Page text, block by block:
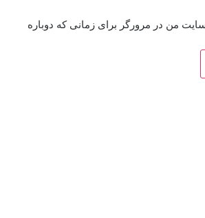
من در مرورگر برای زمانی که دوباره